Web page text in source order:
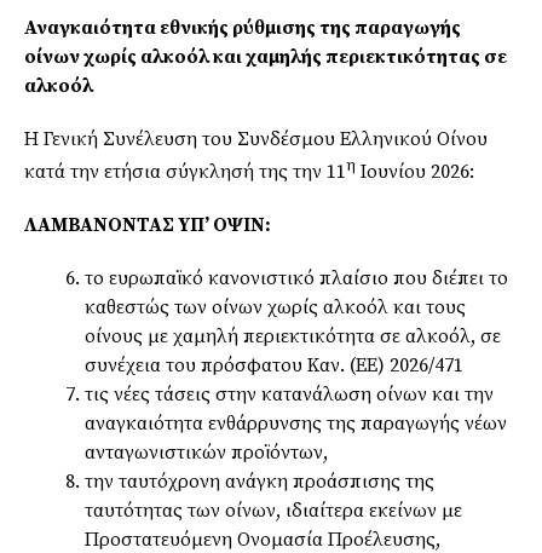
Αναγκαιότητα εθνικής ρύθμισης της παραγωγής
οίνων χωρίς αλκοόλ και χαμηλής περιεκτικότητας σε
αλκοόλ
Η Γενική Συνέλευση του Συνδέσμου Ελληνικού Οίνου
κατά την ετήσια σύγκλησή της την 11η Ιουνίου 2026:
ΛΑΜΒΑΝΟΝΤΑΣ ΥΠ’ ΟΨΙΝ:
το ευρωπαϊκό κανονιστικό πλαίσιο που διέπει το
καθεστώς των οίνων χωρίς αλκοόλ και τους
οίνους με χαμηλή περιεκτικότητα σε αλκοόλ, σε
συνέχεια του πρόσφατου Καν. (ΕΕ) 2026/471
τις νέες τάσεις στην κατανάλωση οίνων και την
αναγκαιότητα ενθάρρυνσης της παραγωγής νέων
ανταγωνιστικών προϊόντων,
την ταυτόχρονη ανάγκη προάσπισης της
ταυτότητας των οίνων, ιδιαίτερα εκείνων με
Προστατευόμενη Ονομασία Προέλευσης,